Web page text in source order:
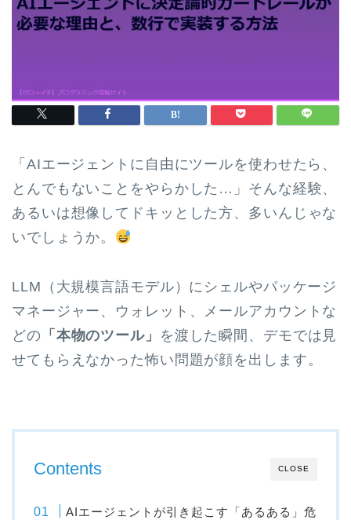
「AIエージェントに自由にツールを使わせたら、
とんでもないことをやらかした…」そんな経験、
あるいは想像してドキッとした方、多いんじゃな
いでしょうか。
LLM（大規模言語モデル）にシェルやパッケージ
マネージャー、ウォレット、メールアカウントな
どの 「本物のツール」
を渡した瞬間、デモでは見
せてもらえなかった怖い問題が顔を出します。
CLOSE
Contents
AIエージェントが引き起こす「あるある」危